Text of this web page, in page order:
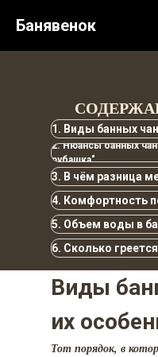
Банявенокинструкции и
1. Виды банных
2. Нюансы банных
рубашка".
3. В чём разница
4. Комфортность
5. Объем воды в
6. Сколько
Виды
их
Тот порядок, в